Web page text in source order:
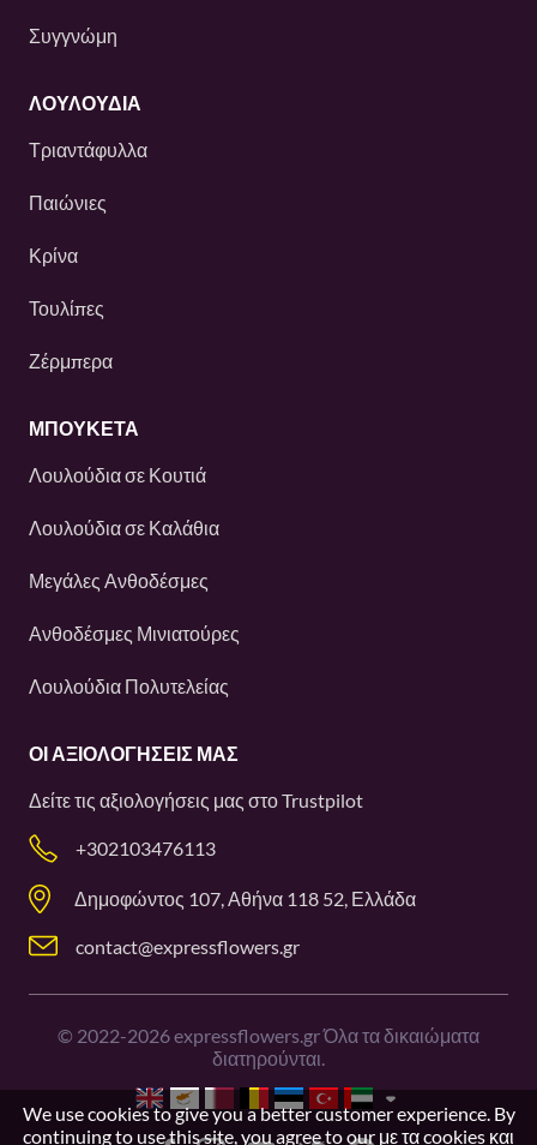
Συγγνώμη
ΛΟΥΛΟΎΔΙΑ
Τριαντάφυλλα
Παιώνιες
Κρίνα
Τουλίπες
Ζέρμπερα
ΜΠΟΥΚΕΤΑ
Λουλούδια σε Κουτιά
Λουλούδια σε Καλάθια
Μεγάλες Ανθοδέσμες
Ανθοδέσμες Μινιατούρες
Λουλούδια Πολυτελείας
ΟΙ ΑΞΙΟΛΟΓΉΣΕΙΣ ΜΑΣ
Δείτε τις αξιολογήσεις μας στοTrustpilot
+302103476113
Δημοφώντος 107, Αθήνα 118 52, Ελλάδα
contact@expressflowers.gr
© 2022-2026expressflowers.gr Όλα τα δικαιώματα
διατηρούνται.
We use cookies to give you a better customer experience. By
continuing to use this site, you agree to our με τα cookies και